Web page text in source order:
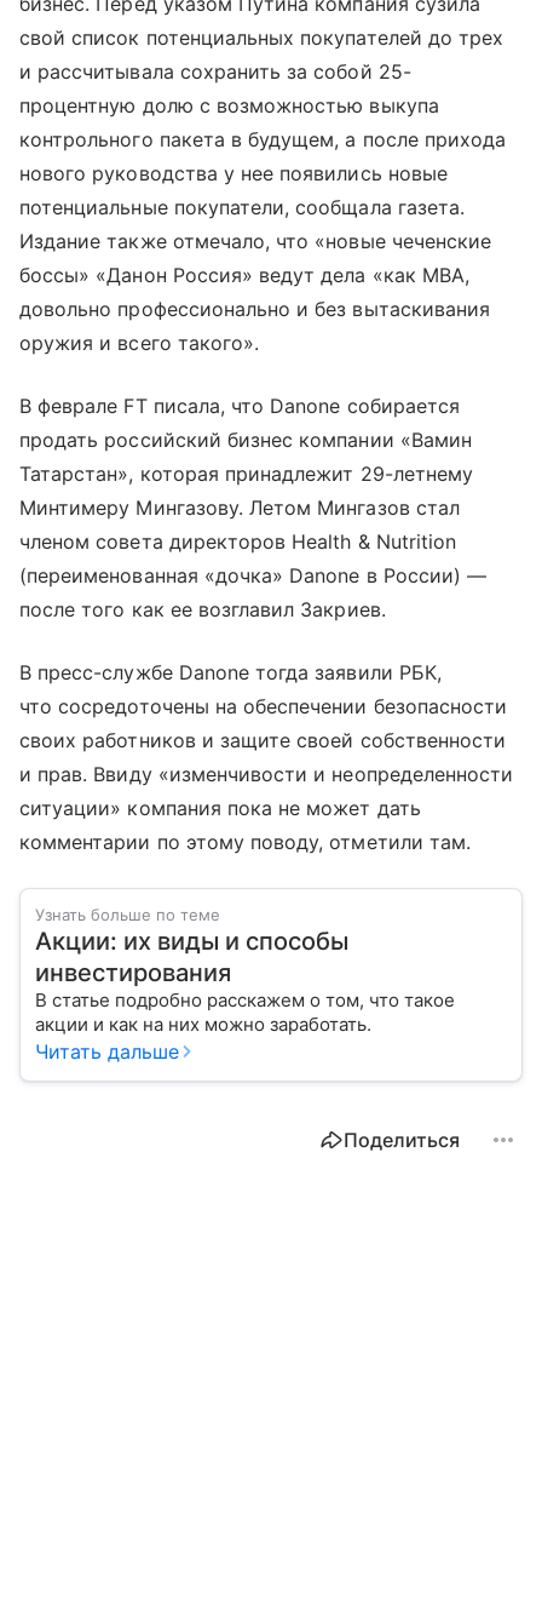
свой список потенциальных покупателей до трех
и рассчитывала сохранить за собой 25-
процентную долю с возможностью выкупа
контрольного пакета в будущем, а после прихода
нового руководства у нее появились новые
потенциальные покупатели, сообщала газета.
Издание также отмечало, что «новые чеченские
боссы» «Данон Россия» ведут дела «как MBA,
довольно профессионально и без вытаскивания
оружия и всего такого».
В феврале FT писала, что Danone собирается
продать российский бизнес компании «Вамин
Татарстан», которая принадлежит 29-летнему
Минтимеру Мингазову. Летом Мингазов стал
членом совета директоров Health & Nutrition
(переименованная «дочка» Danone в России) —
после того как ее возглавил Закриев.
В пресс-службе Danone тогда заявили РБК,
что сосредоточены на обеспечении безопасности
своих работников и защите своей собственности
и прав. Ввиду «изменчивости и неопределенности
ситуации» компания пока не может дать
комментарии по этому поводу, отметили там.
Узнать больше по теме
Акции: их виды и способы
инвестирования
В статье подробно расскажем о том, что такое
акции и как на них можно заработать.
Читать дальше
Поделиться